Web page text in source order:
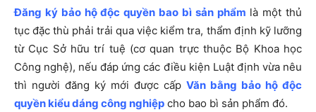
Đăng ký bảo hộ độc quyền bao bì sản phẩm là một thủ
tục đặc thù phải trải qua việc kiểm tra, thẩm định kỹ lưỡng
từ Cục Sở hữu trí tuệ (cơ quan trực thuộc Bộ Khoa học
Công nghệ), nếu đáp ứng các điều kiện Luật định vừa nêu
thì người đăng ký mới được cấp Văn bằng bảo hộ độc
quyền kiểu dáng công nghiệp cho bao bì sản phẩm đó.